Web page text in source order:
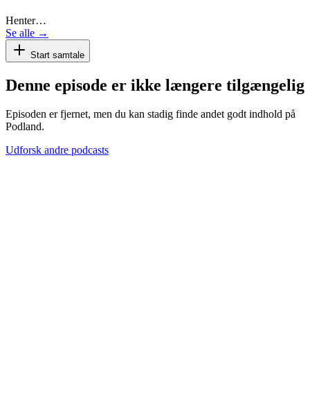
Henter…
Se alle →
Start samtale
Denne episode er ikke længere tilgængelig
Episoden er fjernet, men du kan stadig finde andet godt indhold på
Podland.
Udforsk andre podcasts